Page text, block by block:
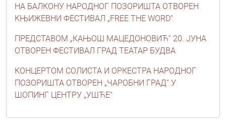
НА БАЛКОНУ НАРОДНОГ ПОЗОРИШТА ОТВОРЕН
КЊИЖЕВНИ ФЕСТИВАЛ „FREE THE WORD“
ПРЕДСТАВОМ „КАЊОШ МАЦЕДОНОВИЋ“ 20. ЈУНА
ОТВОРЕН ФЕСТИВАЛ ГРАД ТЕАТАР БУДВА
КОНЦЕРТОМ СОЛИСТА И ОРКЕСТРА НАРОДНОГ
ПОЗОРИШТА ОТВОРЕН „ЧАРОБНИ ГРАД“ У
ШОПИНГ ЦЕНТРУ „УШЋЕ“